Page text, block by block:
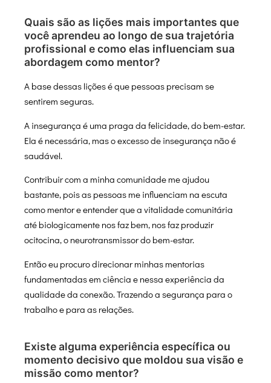
Quais são as lições mais importantes que
você aprendeu ao longo de sua trajetória
profissional e como elas influenciam sua
abordagem como mentor?
A base dessas lições é que pessoas precisam se
sentirem seguras.
A insegurança é uma praga da felicidade, do bem-estar.
Ela é necessária, mas o excesso de insegurança não é
saudável.
Contribuir com a minha comunidade me ajudou
bastante, pois as pessoas me influenciam na escuta
como mentor e entender que a vitalidade comunitária
até biologicamente nos faz bem, nos faz produzir
ocitocina, o neurotransmissor do bem-estar.
Então eu procuro direcionar minhas mentorias
fundamentadas em ciência e nessa experiência da
qualidade da conexão. Trazendo a segurança para o
trabalho e para as relações.
Existe alguma experiência específica ou
momento decisivo que moldou sua visão e
missão como mentor?